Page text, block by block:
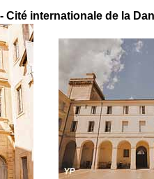
Cité internationale de la